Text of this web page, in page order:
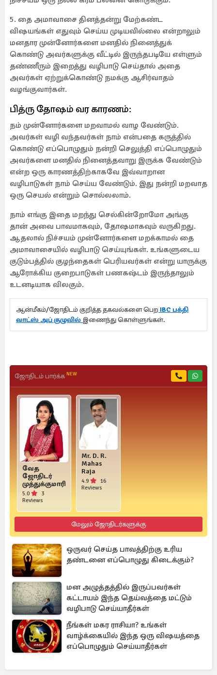
5. தை அமாவாசை தினத்தன்று மேற்கண்ட
விஷயங்கள் எதுவும் செய்ய முடியவில்லை என்றாலும்
மனதார முன்னோர்களை மனதில் நினைத்துக்
கொண்டு அவர்களுக்கு வீட்டில் இருந்தபடியே எள்ளும்
தண்ணீரும் இறைத்து வழிபாடு செய்தால் அதை
அவர்கள் ஏற்றுக்கொண்டு நமக்கு ஆசிர்வாதம்
வழங்குவார்கள்.
பித்ரு தோஷம் வர காரணம்:
நம் முன்னோர்களை மறவாமல் வாழ வேண்டும்.
அவர்கள் வழி வந்தவர்கள் நாம் என்பதை கருத்தில்
கொண்டு எப்பொழுதும் நன்றி செலுத்தி எப்பொழுதும்
அவர்களை மனதில் நினைத்தவாறு இருக்க வேண்டும்
என்ற ஒரு காரணத்திற்காகவே இவ்வாறான
வழிபாடுகள் நாம் செய்ய வேண்டும். இது நன்றி மறவாத
ஒரு செயல் என்றும் சொல்லலாம்.
நாம் எங்கு இதை மறந்து செல்கின்றோமோ அங்கு
தான் அவை பாவமாகவும், தோஷமாகவும் வருகிறது.
ஆதலால் நிச்சயம் முன்னோர்களை மறக்காமல் தை
அமாவாசையில் வழிபாடு செய்யுங்கள். உங்களுடைய
குடும்பத்தில் குழந்தைகள் பெரியவர்கள் என்று யாருக்கு
ஆரோக்கிய குறைபாடுகள் பணகஷ்டம் இருந்தாலும்
உடனடியாக விலகும்.
ஆன்மீகம்/ஜோதிடம் குறித்த தகவல்களை பெற IBC பக்தி
வாட்ஸ் அப் குழுவில் இணைந்து கொள்ளுங்கள்.
ஜோதிடம் பார்க்க NEW
வேத
ஜோதிடர்
முத்துக்குமாரி
5.0
3
Reviews
Mr. D. R.
Mahas
Raja
4.9
16
Reviews
மேலும் ஜோதிடர்களுக்கு
ஒருவர் செய்த பாவத்திற்கு உரிய
தண்டனை எப்பொழுது கிடைக்கும்?
மன அழுத்தத்தில் இருப்பவர்கள்
கட்டாயம் இந்த தெய்வத்தை மட்டும்
வழிபாடு செய்யாதீர்கள்
நீங்கள் மகர ராசியா? உங்கள்
வாழ்க்கையில் இந்த ஒரு விஷயத்தை
எப்பொழுதும் செய்யாதீர்கள்